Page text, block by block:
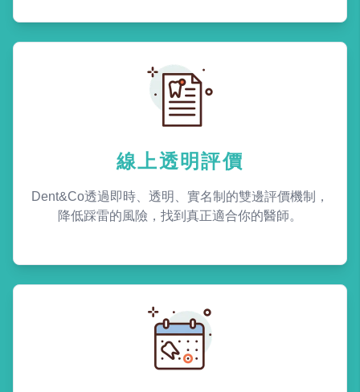
線上透明評價
Dent&Co透過即時、透明、實名制的雙邊評價機制，
降低踩雷的風險，找到真正適合你的醫師。